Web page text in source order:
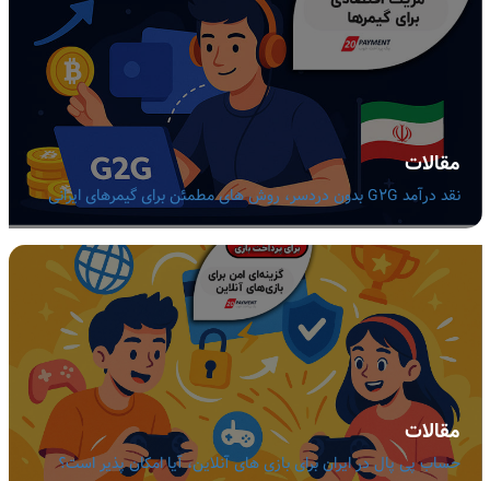
مقالات
نقد درآمد G2G بدون دردسر، روش های مطمئن برای گیمرهای ایرانی
مقالات
حساب پی پال در ایران برای بازی های آنلاین، آیا امکان پذیر است؟